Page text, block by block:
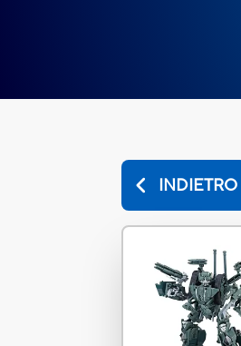
INDIETRO